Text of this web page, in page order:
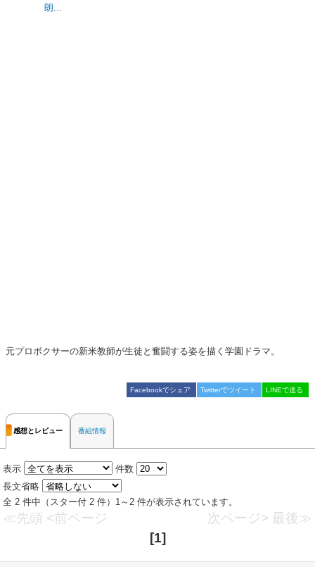
朗...
元プロボクサーの新米教師が生徒と奮闘する姿を描く学園ドラマ。
Facebookでシェア Twitterでツイート LINEで送る
感想とレビュー 番組情報
表示
件数
長文省略
全 2 件中（スター付 2 件）1～2 件が表示されています。
≪先頭 <前ページ 次ページ> 最後≫
[1]